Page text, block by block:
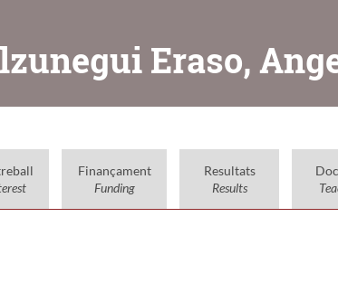
Eraso,
Finançament
Funding
Resultats
Results